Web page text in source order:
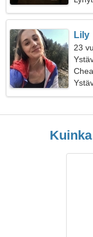
Lily
23